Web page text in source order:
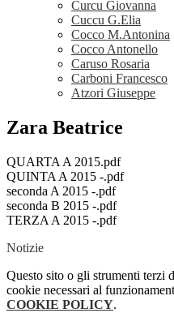
Curcu Giovanna
Cuccu G.Elia
Cocco M.Antonina
Cocco Antonello
Caruso Rosaria
Carboni Francesco
Atzori Giuseppe
Zara Beatrice
QUARTA A 2015.pdf
QUINTA A 2015 -.pdf
seconda A 2015 -.pdf
seconda B 2015 -.pdf
TERZA A 2015 -.pdf
Notizie
Questo sito o gli strumenti terzi
cookie necessari al
COOKIE POLICY.